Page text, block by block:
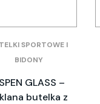
SPORTOWE I
BIDONY
GLASS –
butelka z